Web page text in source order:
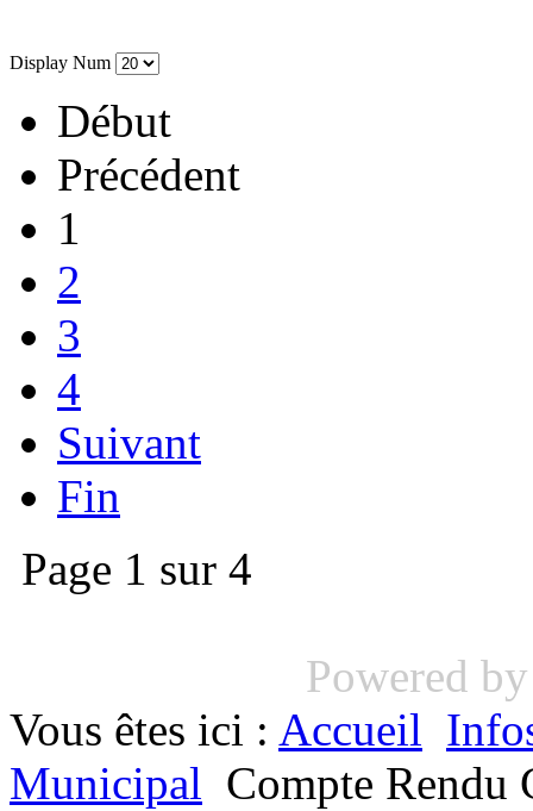
Display Num
Début
Précédent
1
2
3
4
Suivant
Fin
Page 1 sur 4
Powered
Vous êtes ici : Accueil
Municipal Compte